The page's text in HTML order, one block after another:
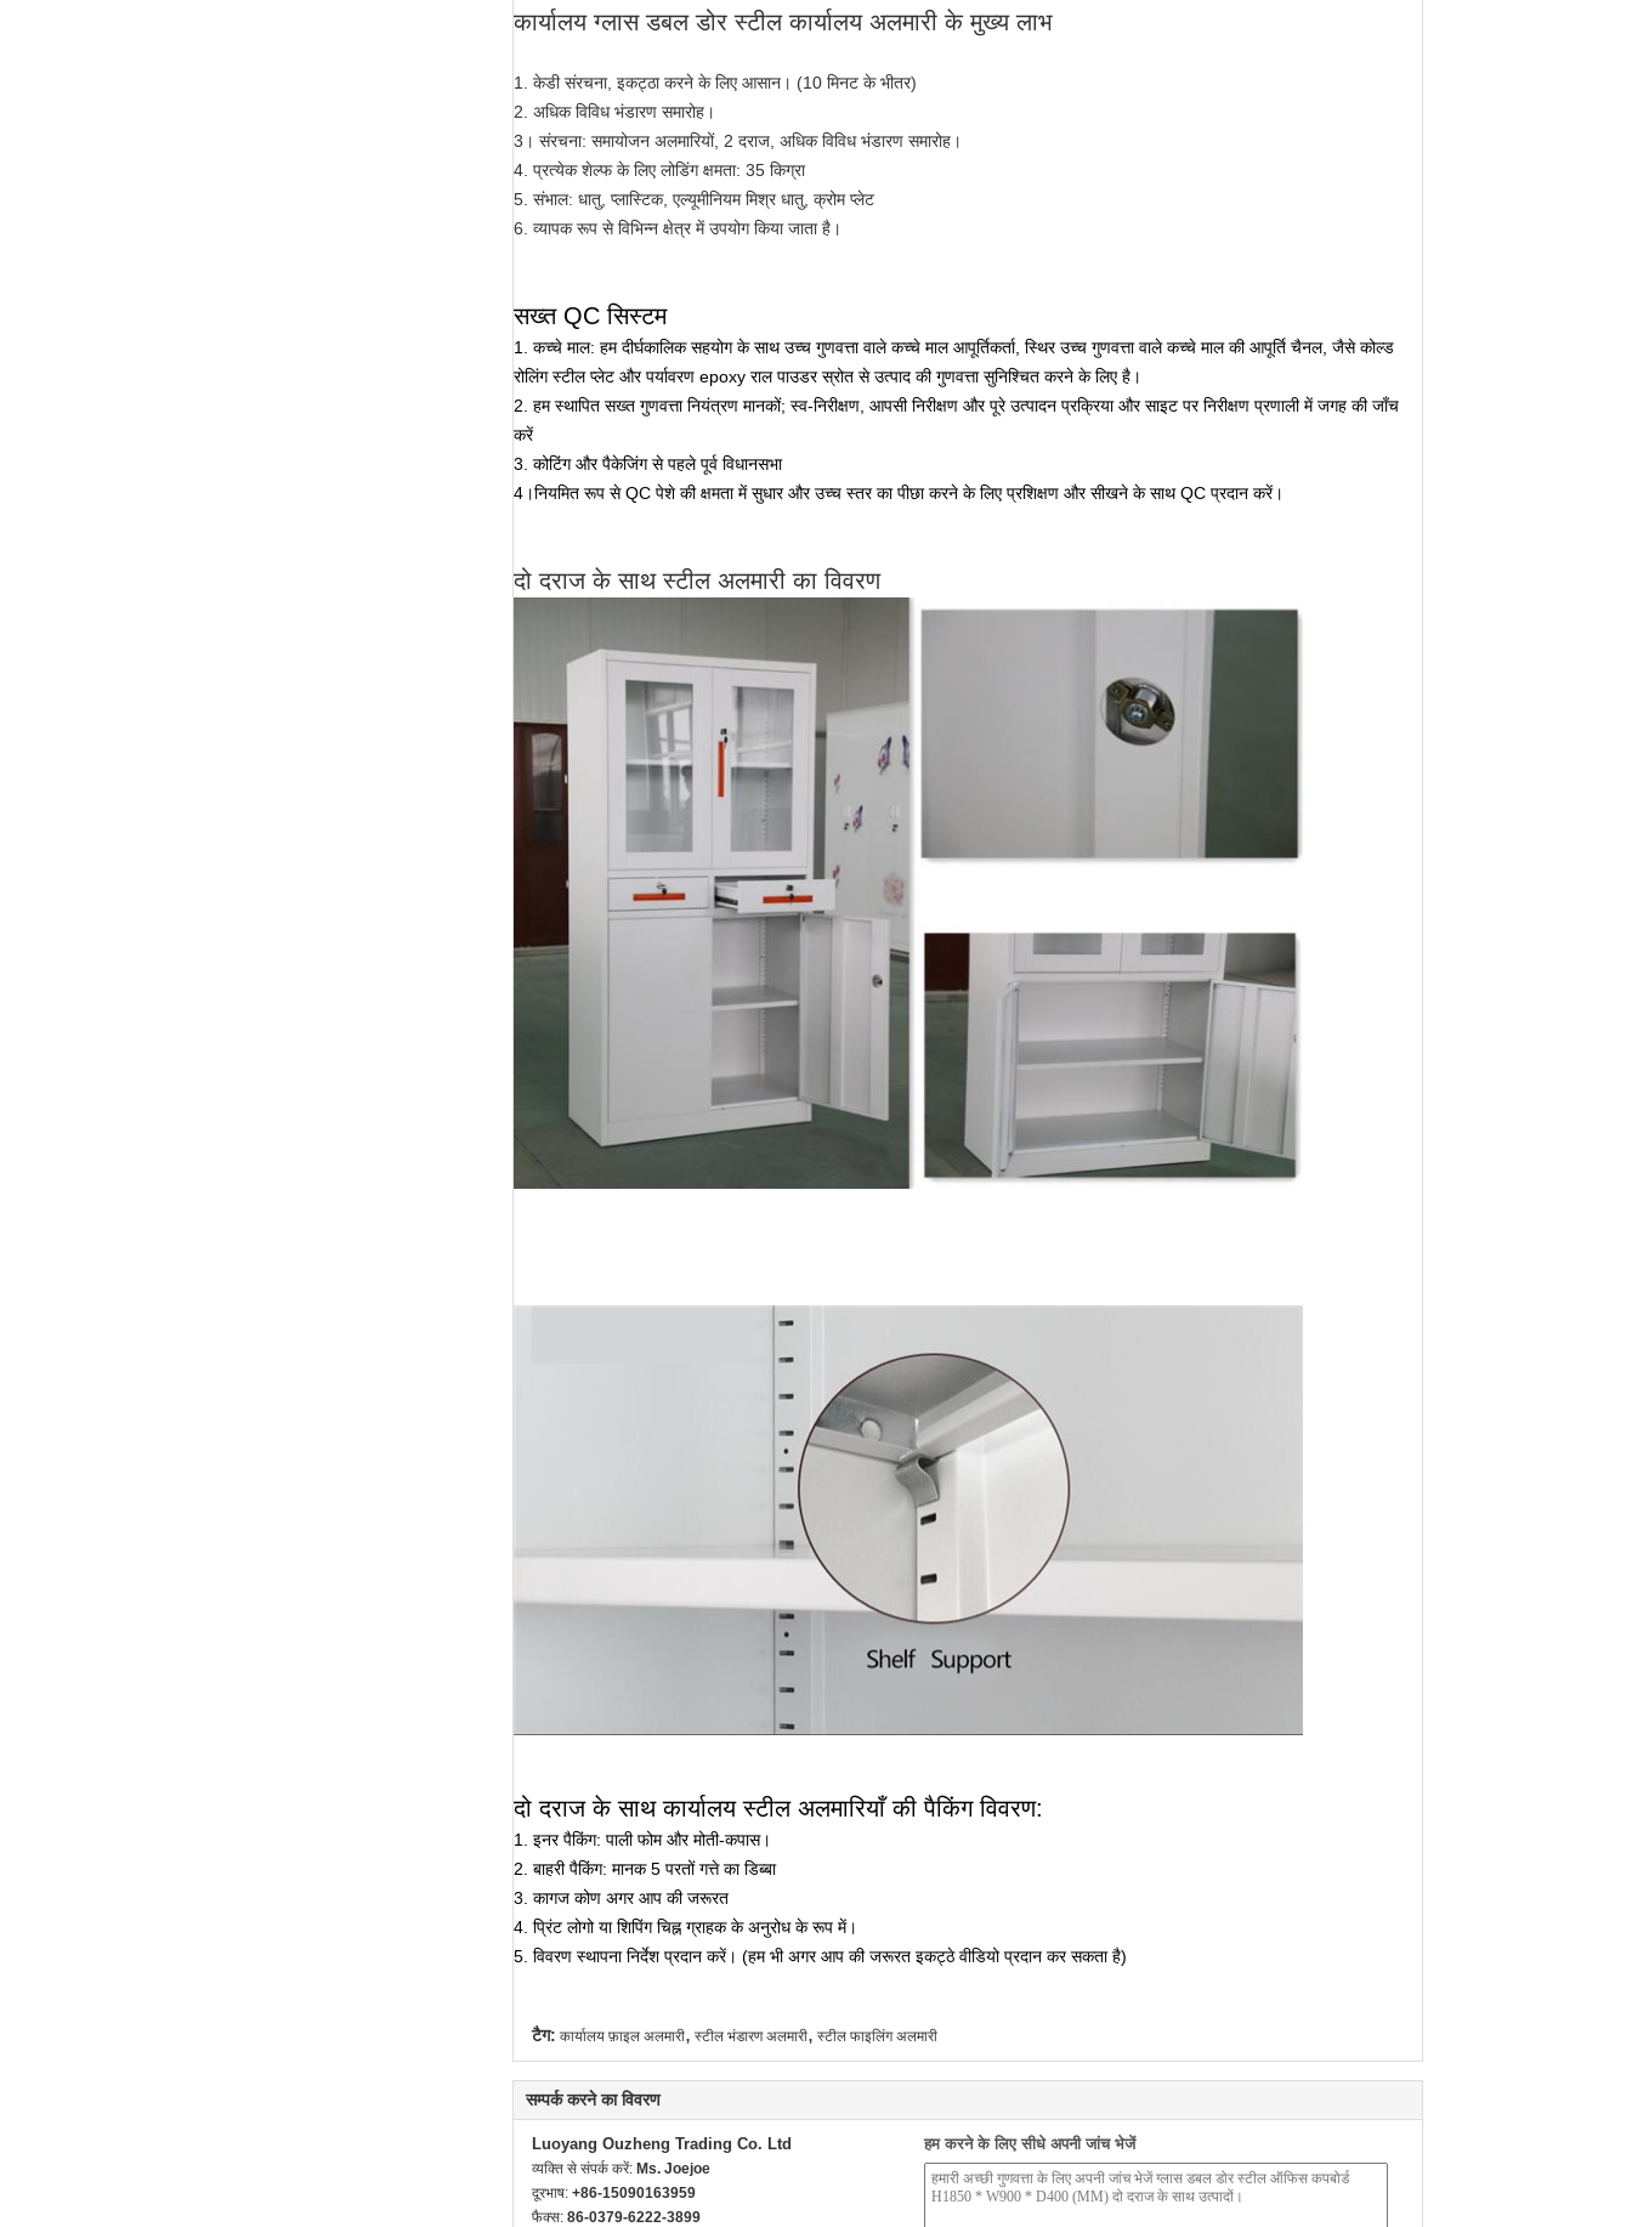
कार्यालय ग्लास डबल डोर स्टील कार्यालय अलमारी के मुख्य लाभ
1. केडी संरचना, इकट्ठा करने के लिए आसान। (10 मिनट के भीतर)
2. अधिक विविध भंडारण समारोह।
3। संरचना: समायोजन अलमारियों, 2 दराज, अधिक विविध भंडारण समारोह।
4. प्रत्येक शेल्फ के लिए लोडिंग क्षमता: 35 किग्रा
5. संभाल: धातु, प्लास्टिक, एल्यूमीनियम मिश्र धातु, क्रोम प्लेट
6. व्यापक रूप से विभिन्न क्षेत्र में उपयोग किया जाता है।
सख्त QC सिस्टम
1. कच्चे माल: हम दीर्घकालिक सहयोग के साथ उच्च गुणवत्ता वाले कच्चे माल आपूर्तिकर्ता, स्थिर उच्च गुणवत्ता वाले कच्चे माल की आपूर्ति चैनल, जैसे कोल्ड
रोलिंग स्टील प्लेट और पर्यावरण epoxy राल पाउडर स्रोत से उत्पाद की गुणवत्ता सुनिश्चित करने के लिए है।
2. हम स्थापित सख्त गुणवत्ता नियंत्रण मानकों; स्व-निरीक्षण, आपसी निरीक्षण और पूरे उत्पादन प्रक्रिया और साइट पर निरीक्षण प्रणाली में जगह की जाँच
करें
3. कोटिंग और पैकेजिंग से पहले पूर्व विधानसभा
4।नियमित रूप से QC पेशे की क्षमता में सुधार और उच्च स्तर का पीछा करने के लिए प्रशिक्षण और सीखने के साथ QC प्रदान करें।
दो दराज के साथ स्टील अलमारी का विवरण
दो दराज के साथ कार्यालय स्टील अलमारियाँ की पैकिंग विवरण:
1. इनर पैकिंग: पाली फोम और मोती-कपास।
2. बाहरी पैकिंग: मानक 5 परतों गत्ते का डिब्बा
3. कागज कोण अगर आप की जरूरत
4. प्रिंट लोगो या शिपिंग चिह्न ग्राहक के अनुरोध के रूप में।
5. विवरण स्थापना निर्देश प्रदान करें। (हम भी अगर आप की जरूरत इकट्ठे वीडियो प्रदान कर सकता है)
टैग: कार्यालय फ़ाइल अलमारी, स्टील भंडारण अलमारी, स्टील फाइलिंग अलमारी
सम्पर्क करने का विवरण
Luoyang Ouzheng Trading Co. Ltd
व्यक्ति से संपर्क करें: Ms. Joejoe
दूरभाष: +86-15090163959
फैक्स: 86-0379-6222-3899
हम करने के लिए सीधे अपनी जांच भेजें